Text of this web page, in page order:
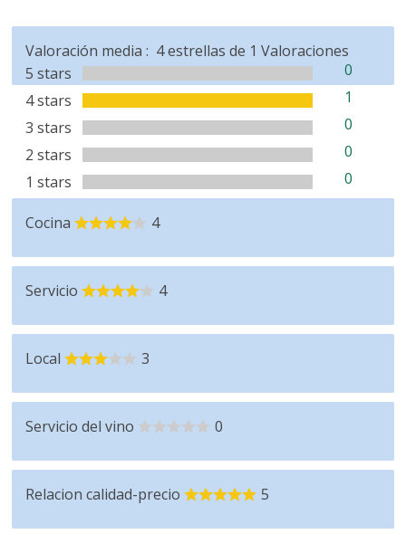
Valoración media :
5 stars
0
4 stars
1
3 stars
0
2 stars
0
1 stars
0
4estrellas de 1 Valoraciones
Cocina 4
Servicio 4
Local 3
Servicio del vino 0
Relacion calidad-precio 5